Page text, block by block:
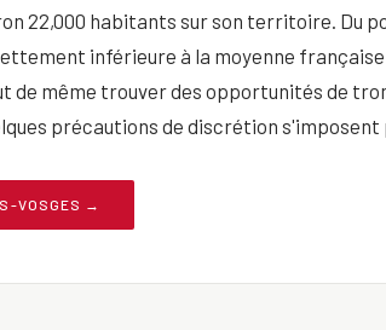
22,000 habitants sur son territoire. Du
inférieure à la moyenne
de même trouver des opportunités de
précautions de discrétion
VOSGES →